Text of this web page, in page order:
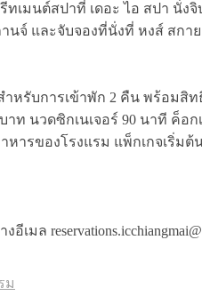
เมนต์สปาที่ เดอะ ไอ สปา นั่
นจ์ และจับจองที่นั่งที่ หงส์ สก
สำหรับการเข้าพัก 2 คืน พร้อ
าท นวดซิกเนเจอร์ 90 นาที ค็
ารของโรงแรม แพ็กเกจเริ่ม
มล
ม